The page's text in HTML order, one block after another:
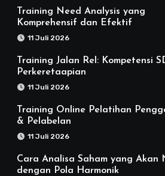
Training Need Analysis yang
Komprehensif dan Efektif
11 Juli 2026
Training Jalan Rel: Kompetensi
Perkeretaapian
11 Juli 2026
Training Online Pelatihan
& Pelabelan
11 Juli 2026
Cara Analisa Saham yang Akan
dengan Pola Harmonik